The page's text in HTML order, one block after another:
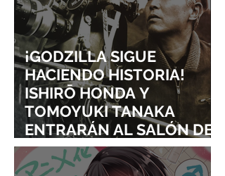
¡GODZILLA SIGUE
HACIENDO HISTORIA!
ISHIRŌ HONDA Y
TOMOYUKI TANAKA
ENTRARÁN AL SALÓN DE
LA FAMA DE LOS EFECTOS
VISUALES